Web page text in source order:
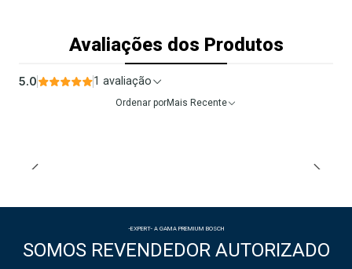
Avaliações dos Produtos
5.0 1 avaliação
Ordenar porMais Recente
-EXPERT- A GAMA PREMIUM BOSCH
SOMOS REVENDEDOR AUTORIZADO